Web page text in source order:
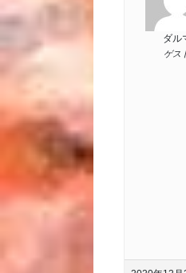
ダル
ゲス